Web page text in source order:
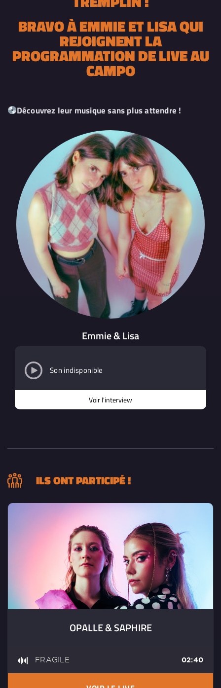
BRAVO À EMMIE ET LISA QUI
REJOIGNENT LA
PROGRAMMATION DE LIVE AU
CAMPO
Découvrez leur musique sans plus attendre !
Emmie & Lisa
Son indisponible
Voir l'interview
ILS ONT PARTICIPÉ !
OPALLE & SAPHIRE
FRAGILE 02:40